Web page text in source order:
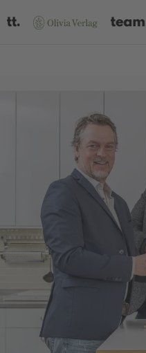
Es befinden sich keine
JETZT EINKAUFEN